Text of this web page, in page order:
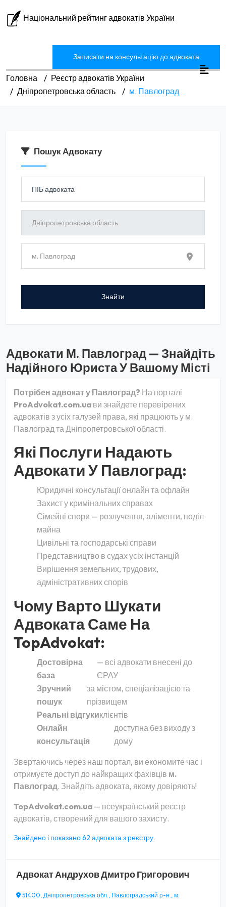
Національний рейтинг адвокатів України
Записати на консультацію до адвоката
Головна
Реєстр адвокатів України
Дніпропетровська область
м. Павлоград
Пошук Адвокату
Адвокати М. Павлоград — Знайдіть
Надійного Юриста У Вашому Місті
Потрібен адвокат у Павлоград? На порталі
ProAdvokat.com.ua ви знайдете перевірених
адвокатів з усіх галузей права, які працюють у м.
Павлоград та Дніпропетровської області.
Які Послуги Надають
Адвокати У Павлоград:
Юридичні консультації онлайн та офлайн
Захист у кримінальних справах
Сімейні спори — розлучення, аліменти, поділ
майна
Цивільні та господарські справи
Представництво в судах усіх інстанцій
Вирішення земельних, трудових,
адміністративних спорів
Чому Варто Шукати
Адвоката Саме На
TopAdvokat:
Достовірна
база
— всі адвокати внесені до
ЄРАУ
Зручний
пошук
за містом, спеціалізацією та
прізвищем
Реальні відгукиклієнтів
Онлайн
консультація
доступна без виходу з
дому
Звертаючись через наш портал, ви економите час і
отримуєте доступ до найкращих фахівців м.
Павлоград. Знайдіть адвоката, якому довіряють!
TopAdvokat.com.ua — всеукраїнський реєстр
адвокатів, створений для вашого захисту.
Знайдено і показано 62 адвоката з реєстру.
АдвокатАндрухов Дмитро Григорович
51400, Дніпропетровська обл., Павлоградський р-н., м.